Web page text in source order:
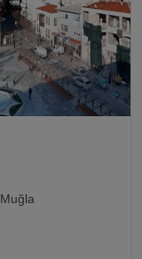
Muğla